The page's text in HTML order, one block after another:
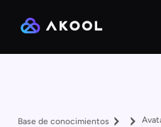
Base de conocimientos